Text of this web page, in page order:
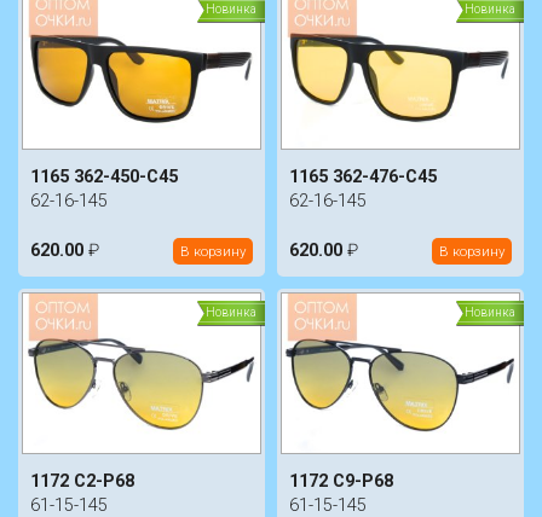
Новинка
1165 362-450-C45
62-16-145
620.00 ₽ В корзину
Новинка
1165 362-476-C45
62-16-145
620.00 ₽ В корзину
Новинка
1172 C2-P68
61-15-145
Новинка
1172 C9-P68
61-15-145